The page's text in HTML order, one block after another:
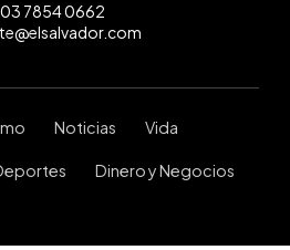
7854 0662
Noticias Vida
Dinero y Negocios